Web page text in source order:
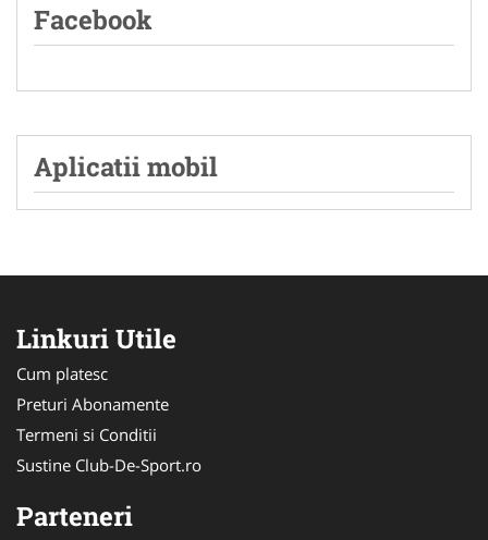
Facebook
Aplicatii mobil
Linkuri Utile
Cum platesc
Preturi Abonamente
Termeni si Conditii
Sustine Club-De-Sport.ro
Parteneri